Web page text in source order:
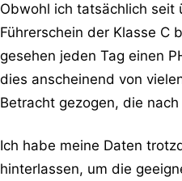
Obwohl ich tatsächlich seit
Führerschein der Klasse C
gesehen jeden Tag einen
dies anscheinend von
Betracht gezogen, die
Ich habe meine Daten
hinterlassen, um die